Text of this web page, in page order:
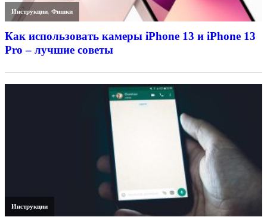
Инструкции,Фишки
Как использовать камеры iPhone 13 и iPhone 13
Pro – лучшие советы
Инструкции